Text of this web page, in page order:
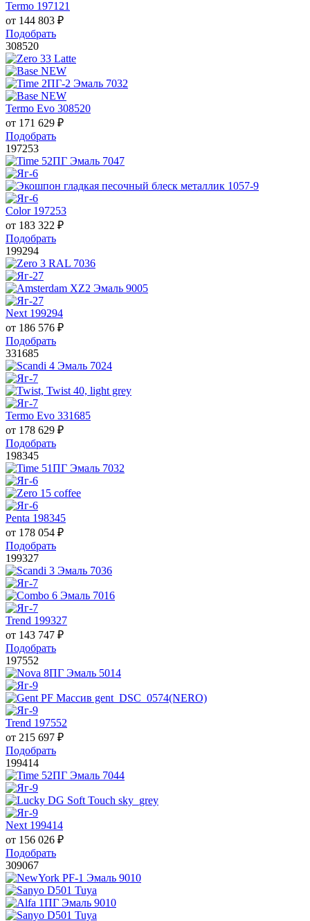
Termo 197121
от 144 803 ₽
Подобрать
308520
Termo Evo 308520
от 171 629 ₽
Подобрать
197253
Color 197253
от 183 322 ₽
Подобрать
199294
Next 199294
от 186 576 ₽
Подобрать
331685
Termo Evo 331685
от 178 629 ₽
Подобрать
198345
Penta 198345
от 178 054 ₽
Подобрать
199327
Trend 199327
от 143 747 ₽
Подобрать
197552
Trend 197552
от 215 697 ₽
Подобрать
199414
Next 199414
от 156 026 ₽
Подобрать
309067